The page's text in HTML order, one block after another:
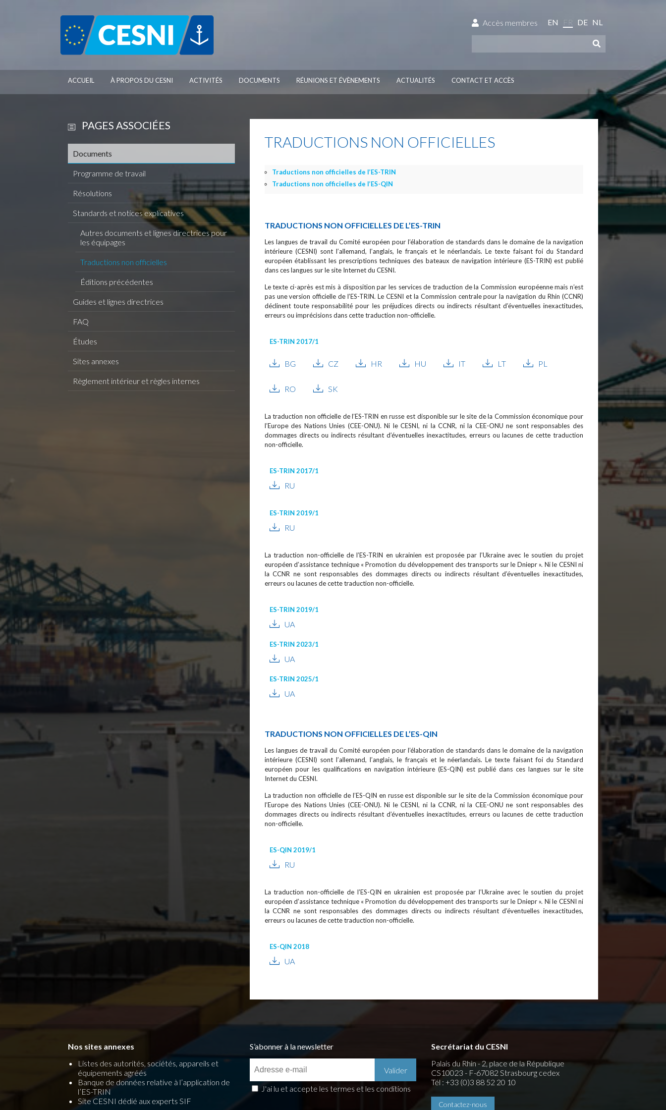
Accès membres EN FR DE NL
ACCUEIL À PROPOS DU CESNI ACTIVITÉS DOCUMENTS RÉUNIONS ET ÉVÈNEMENTS ACTUALITÉS CONTACT ET ACCÈS
PAGES ASSOCIÉES
Documents
Programme de travail
Résolutions
Standards et notices explicatives
Autres documents et lignes directrices pour
les équipages
Traductions non officielles
Éditions précédentes
Guides et lignes directrices
FAQ
Études
Sites annexes
Règlement intérieur et règles internes
TRADUCTIONS NON OFFICIELLES
Traductions non officielles de l’ES-TRIN
Traductions non officielles de l’ES-QIN
TRADUCTIONS NON OFFICIELLES DE L’ES-TRIN
Les langues de travail du Comité européen pour l’élaboration de standards dans le domaine de la navigation
intérieure (CESNI) sont l’allemand, l’anglais, le français et le néerlandais. Le texte faisant foi du Standard
européen établissant les prescriptions techniques des bateaux de navigation intérieure (ES-TRIN) est publié
dans ces langues sur le site Internet du CESNI.
Le texte ci-après est mis à disposition par les services de traduction de la Commission européenne mais n’est
pas une version officielle de l’ES-TRIN. Le CESNI et la Commission centrale pour la navigation du Rhin (CCNR)
déclinent toute responsabilité pour les préjudices directs ou indirects résultant d’éventuelles inexactitudes,
erreurs ou imprécisions dans cette traduction non-officielle.
ES-TRIN 2017/1
BG CZ HR HU IT LT PL
RO SK
La traduction non officielle de l’ES-TRIN en russe est disponible sur le site de la Commission économique pour
l’Europe des Nations Unies (CEE-ONU). Ni le CESNI, ni la CCNR, ni la CEE-ONU ne sont responsables des
dommages directs ou indirects résultant d’éventuelles inexactitudes, erreurs ou lacunes de cette traduction
non-officielle.
ES-TRIN 2017/1
RU
ES-TRIN 2019/1
RU
La traduction non-officielle de l’ES-TRIN en ukrainien est proposée par l’Ukraine avec le soutien du projet
européen d’assistance technique « Promotion du développement des transports sur le Dniepr ». Ni le CESNI ni
la CCNR ne sont responsables des dommages directs ou indirects résultant d’éventuelles inexactitudes,
erreurs ou lacunes de cette traduction non-officielle.
ES-TRIN 2019/1
UA
ES-TRIN 2023/1
UA
ES-TRIN 2025/1
UA
TRADUCTIONS NON OFFICIELLES DE L’ES-QIN
Les langues de travail du Comité européen pour l’élaboration de standards dans le domaine de la navigation
intérieure (CESNI) sont l’allemand, l’anglais, le français et le néerlandais. Le texte faisant foi du Standard
européen pour les qualifications en navigation intérieure (ES-QIN) est publié dans ces langues sur le site
Internet du CESNI.
La traduction non officielle de l’ES-QIN en russe est disponible sur le site de la Commission économique pour
l’Europe des Nations Unies (CEE-ONU). Ni le CESNI, ni la CCNR, ni la CEE-ONU ne sont responsables des
dommages directs ou indirects résultant d’éventuelles inexactitudes, erreurs ou lacunes de cette traduction
non-officielle.
ES-QIN 2019/1
RU
La traduction non-officielle de l’ES-QIN en ukrainien est proposée par l’Ukraine avec le soutien du projet
européen d’assistance technique « Promotion du développement des transports sur le Dniepr ». Ni le CESNI ni
la CCNR ne sont responsables des dommages directs ou indirects résultant d’éventuelles inexactitudes,
erreurs ou lacunes de cette traduction non-officielle.
ES-QIN 2018
UA
Nos sites annexes
Listes des autorités, sociétés, appareils et
équipements agréés
Banque de données relative à l’application de
l’ES-TRIN
Site CESNI dédié aux experts SIF
S’abonner à la newsletter
J'ai lu et accepte les termes et les conditions
Secrétariat du CESNI
Palais du Rhin - 2, place de la République
CS10023 - F-67082 Strasbourg cedex
Tél : +33 (0)3 88 52 20 10
Contactez-nous